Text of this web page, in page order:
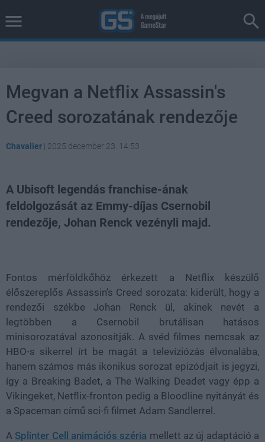
Megvan a Netflix Assassin's
Creed sorozatának rendezője
Chavalier | 2025 december 23. 14:53
A Ubisoft legendás franchise-ának
feldolgozását az Emmy-díjas Csernobil
rendezője, Johan Renck vezényli majd.
Fontos mérföldkőhöz érkezett a Netflix készülő
élőszereplős Assassin's Creed sorozata: kiderült, hogy a
rendezői székbe Johan Renck ül, akinek nevét a
legtöbben a Csernobil brutálisan hatásos
minisorozatával azonosítják. A svéd filmes nemcsak az
HBO-s sikerrel írt be magát a televíziózás élvonalába,
hanem számos más ikonikus sorozat epizódjait is jegyzi,
így a Breaking Badet, a The Walking Deadet vagy épp a
Vikingeket, Netflix-fronton pedig a Bloodline nyitányát és
a Spaceman című sci-fi filmet Adam Sandlerrel.
A Splinter Cell animációs széria mellett az új adaptáció a